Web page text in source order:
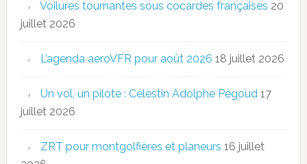
Voilures tournantes sous cocardes françaises 20
juillet 2026
L’agenda aeroVFR pour août 2026 18 juillet 2026
Un vol, un pilote : Célestin Adolphe Pégoud 17
juillet 2026
ZRT pour montgolfières et planeurs 16 juillet